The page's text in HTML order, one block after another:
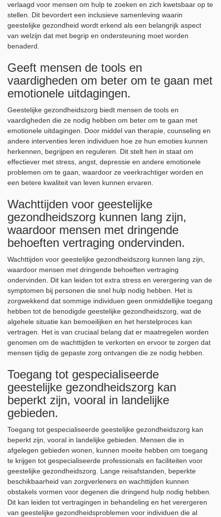
verlaagd voor mensen om hulp te zoeken en zich kwetsbaar op te
stellen. Dit bevordert een inclusieve samenleving waarin
geestelijke gezondheid wordt erkend als een belangrijk aspect
van welzijn dat met begrip en ondersteuning moet worden
benaderd.
Geeft mensen de tools en
vaardigheden om beter om te gaan met
emotionele uitdagingen.
Geestelijke gezondheidszorg biedt mensen de tools en
vaardigheden die ze nodig hebben om beter om te gaan met
emotionele uitdagingen. Door middel van therapie, counseling en
andere interventies leren individuen hoe ze hun emoties kunnen
herkennen, begrijpen en reguleren. Dit stelt hen in staat om
effectiever met stress, angst, depressie en andere emotionele
problemen om te gaan, waardoor ze veerkrachtiger worden en
een betere kwaliteit van leven kunnen ervaren.
Wachttijden voor geestelijke
gezondheidszorg kunnen lang zijn,
waardoor mensen met dringende
behoeften vertraging ondervinden.
Wachttijden voor geestelijke gezondheidszorg kunnen lang zijn,
waardoor mensen met dringende behoeften vertraging
ondervinden. Dit kan leiden tot extra stress en verergering van de
symptomen bij personen die snel hulp nodig hebben. Het is
zorgwekkend dat sommige individuen geen onmiddellijke toegang
hebben tot de benodigde geestelijke gezondheidszorg, wat de
algehele situatie kan bemoeilijken en het herstelproces kan
vertragen. Het is van cruciaal belang dat er maatregelen worden
genomen om de wachttijden te verkorten en ervoor te zorgen dat
mensen tijdig de gepaste zorg ontvangen die ze nodig hebben.
Toegang tot gespecialiseerde
geestelijke gezondheidszorg kan
beperkt zijn, vooral in landelijke
gebieden.
Toegang tot gespecialiseerde geestelijke gezondheidszorg kan
beperkt zijn, vooral in landelijke gebieden. Mensen die in
afgelegen gebieden wonen, kunnen moeite hebben om toegang
te krijgen tot gespecialiseerde professionals en faciliteiten voor
geestelijke gezondheidszorg. Lange reisafstanden, beperkte
beschikbaarheid van zorgverleners en wachttijden kunnen
obstakels vormen voor degenen die dringend hulp nodig hebben.
Dit kan leiden tot vertragingen in behandeling en het verergeren
van geestelijke gezondheidsproblemen voor individuen die al